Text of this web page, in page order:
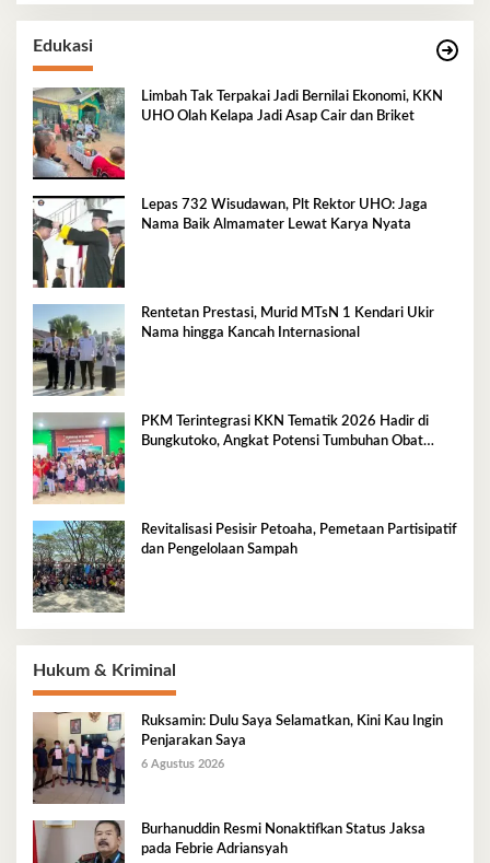
Edukasi
Limbah Tak Terpakai Jadi Bernilai Ekonomi, KKN
UHO Olah Kelapa Jadi Asap Cair dan Briket
Lepas 732 Wisudawan, Plt Rektor UHO: Jaga
Nama Baik Almamater Lewat Karya Nyata
Rentetan Prestasi, Murid MTsN 1 Kendari Ukir
Nama hingga Kancah Internasional
PKM Terintegrasi KKN Tematik 2026 Hadir di
Bungkutoko, Angkat Potensi Tumbuhan Obat
Revitalisasi Pesisir Petoaha, Pemetaan Partisipatif
dan Pengelolaan Sampah
Hukum & Kriminal
Ruksamin: Dulu Saya Selamatkan, Kini Kau Ingin
Penjarakan Saya
6 Agustus 2026
Burhanuddin Resmi Nonaktifkan Status Jaksa
pada Febrie Adriansyah